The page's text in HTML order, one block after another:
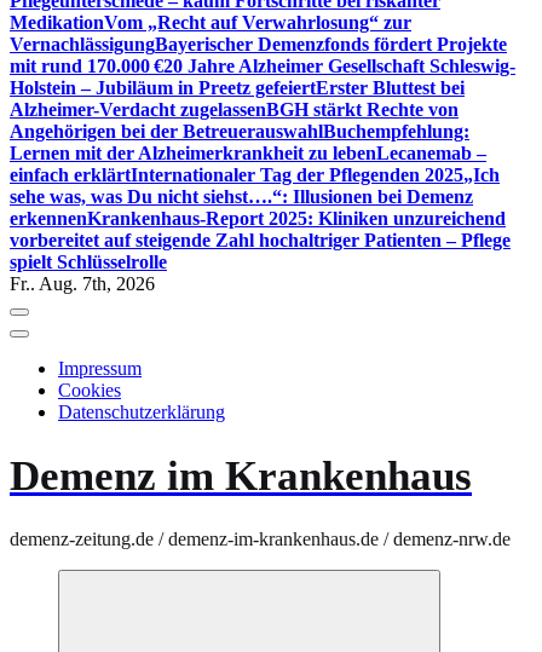
MedikationVom „Recht auf Verwahrlosung“ zur
VernachlässigungBayerischer Demenzfonds fördert Projekte
mit rund 170.000 €20 Jahre Alzheimer Gesellschaft Schleswig-
Holstein – Jubiläum in Preetz gefeiertErster Bluttest bei
Alzheimer-Verdacht zugelassenBGH stärkt Rechte von
Angehörigen bei der BetreuerauswahlBuchempfehlung:
Lernen mit der Alzheimerkrankheit zu lebenLecanemab –
einfach erklärtInternationaler Tag der Pflegenden 2025„Ich
sehe was, was Du nicht siehst….“: Illusionen bei Demenz
erkennenKrankenhaus-Report 2025: Kliniken unzureichend
vorbereitet auf steigende Zahl hochaltriger Patienten – Pflege
spielt Schlüsselrolle
Fr.. Aug. 7th, 2026
Impressum
Cookies
Datenschutzerklärung
Demenz im Krankenhaus
demenz-zeitung.de / demenz-im-krankenhaus.de / demenz-nrw.de